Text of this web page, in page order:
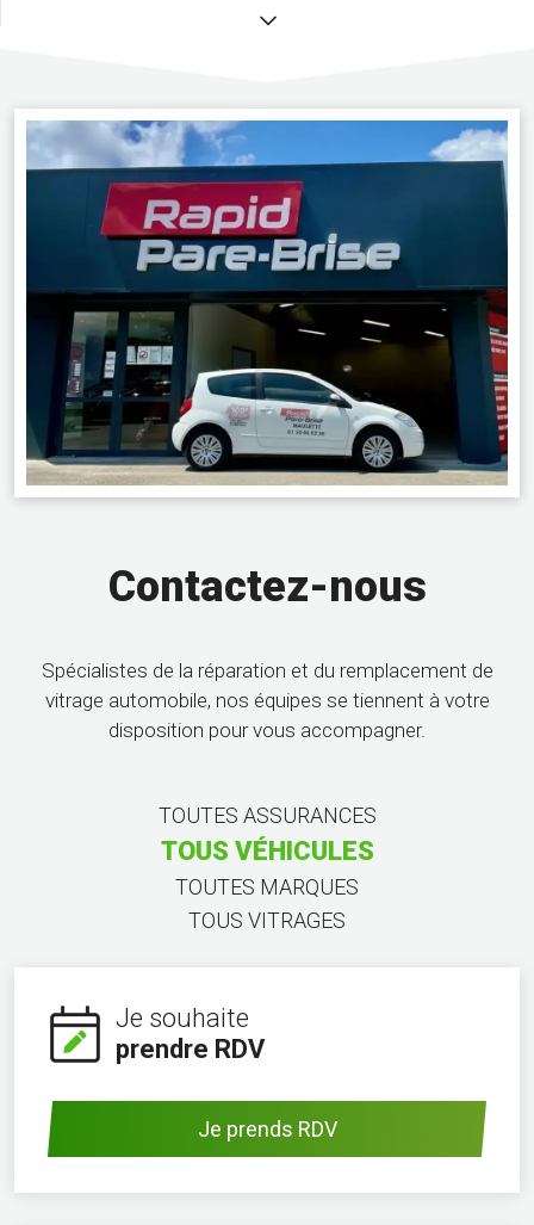
Contactez-nous
Spécialistes de la réparation et du remplacement de
vitrage automobile, nos équipes se tiennent à votre
disposition pour vous accompagner.
TOUTES ASSURANCES
TOUS VÉHICULES
TOUTES MARQUES
TOUS VITRAGES
Je souhaite
prendre RDV
Je prends RDV